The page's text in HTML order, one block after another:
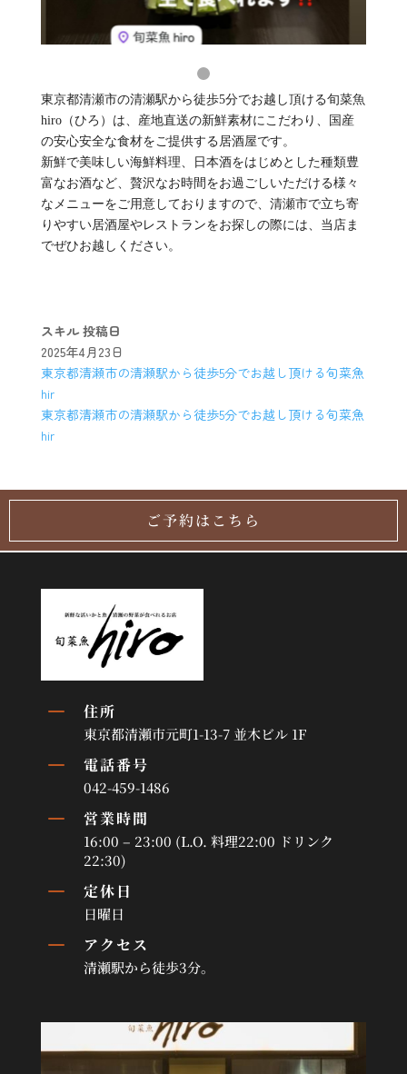
東京都清瀬市の清瀬駅から徒歩5分でお越し頂ける旬菜魚
hiro（ひろ）は、産地直送の新鮮素材にこだわり、国産
の安心安全な食材をご提供する居酒屋です。
新鮮で美味しい海鮮料理、日本酒をはじめとした種類豊
富なお酒など、贅沢なお時間をお過ごしいただける様々
なメニューをご用意しておりますので、清瀬市で立ち寄
りやすい居酒屋やレストランをお探しの際には、当店ま
でぜひお越しください。
スキル 投稿日
2025年4月23日
東京都清瀬市の清瀬駅から徒歩5分でお越し頂ける旬菜魚
hir
東京都清瀬市の清瀬駅から徒歩5分でお越し頂ける旬菜魚
hir
ご予約はこちら
K 住所
東京都清瀬市元町1-13-7 並木ビル 1F
K 電話番号
042-459-1486
K 営業時間
16:00 – 23:00 (L.O. 料理22:00 ドリンク
22:30)
K 定休日
日曜日
K アクセス
清瀬駅から徒歩3分。